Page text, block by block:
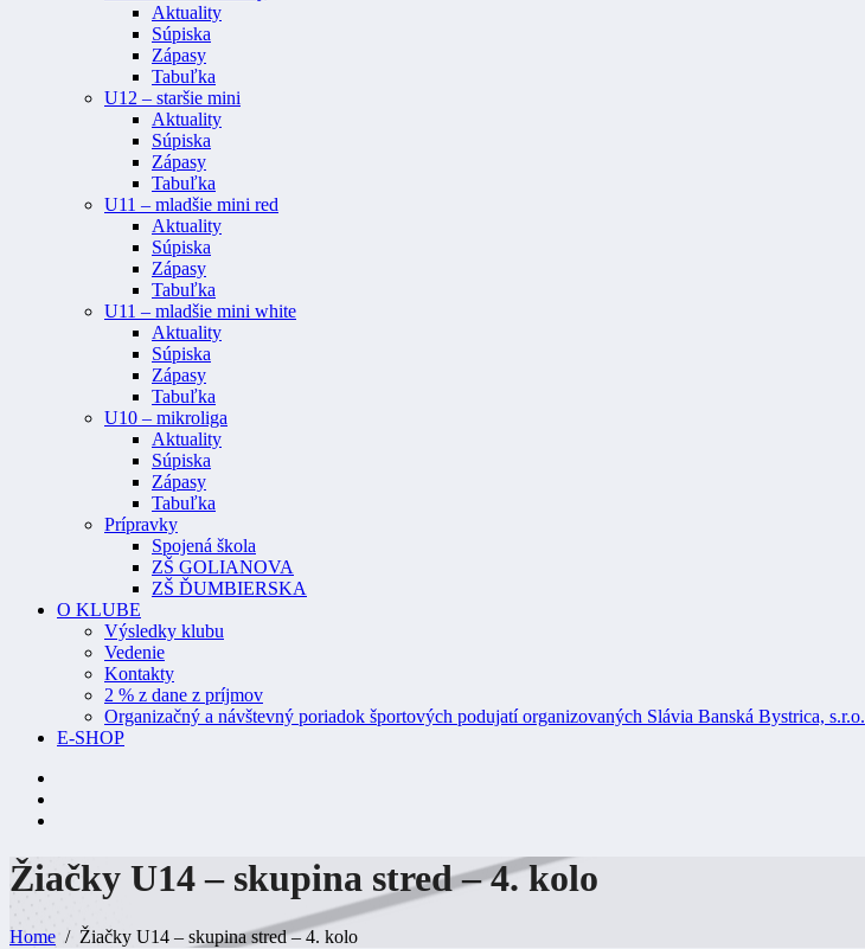
Aktuality
Súpiska
Zápasy
Tabuľka
U12 – staršie mini
Aktuality
Súpiska
Zápasy
Tabuľka
U11 – mladšie mini red
Aktuality
Súpiska
Zápasy
Tabuľka
U11 – mladšie mini white
Aktuality
Súpiska
Zápasy
Tabuľka
U10 – mikroliga
Aktuality
Súpiska
Zápasy
Tabuľka
Prípravky
Spojená škola
ZŠ GOLIANOVA
ZŠ ĎUMBIERSKA
O KLUBE
Výsledky klubu
Vedenie
Kontakty
2 % z dane z príjmov
Organizačný a návštevný poriadok športových podujatí organizovaných Slávia Banská Bystrica, s.r.o.
E-SHOP
Žiačky U14 – skupina stred – 4.kolo
Home Žiačky U14 – skupina stred – 4. kolo